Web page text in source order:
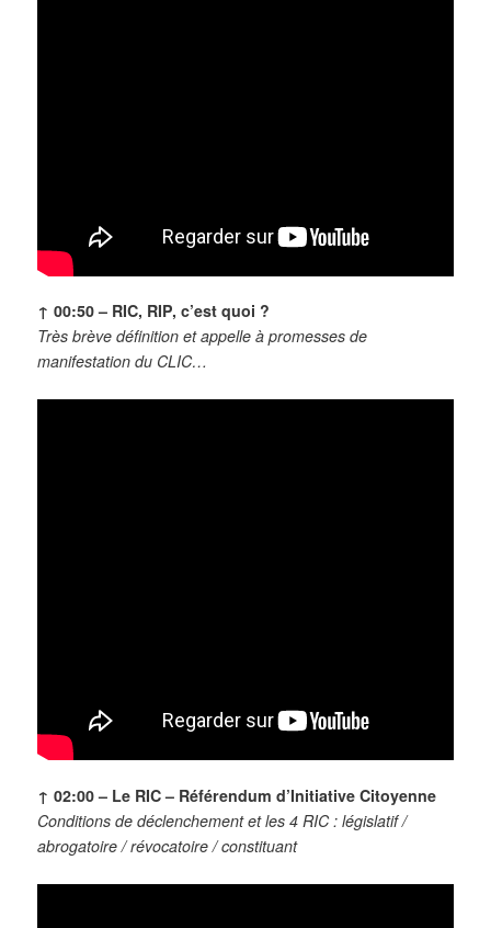
↑ 00:50 – RIC, RIP, c’est quoi ?
Très brève définition et appelle à promesses de
manifestation du CLIC…
↑ 02:00 – Le RIC – Référendum d’Initiative Citoyenne
Conditions de déclenchement et les 4 RIC : législatif /
abrogatoire / révocatoire / constituant